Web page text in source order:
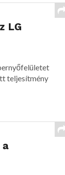
LG
teljesítmény